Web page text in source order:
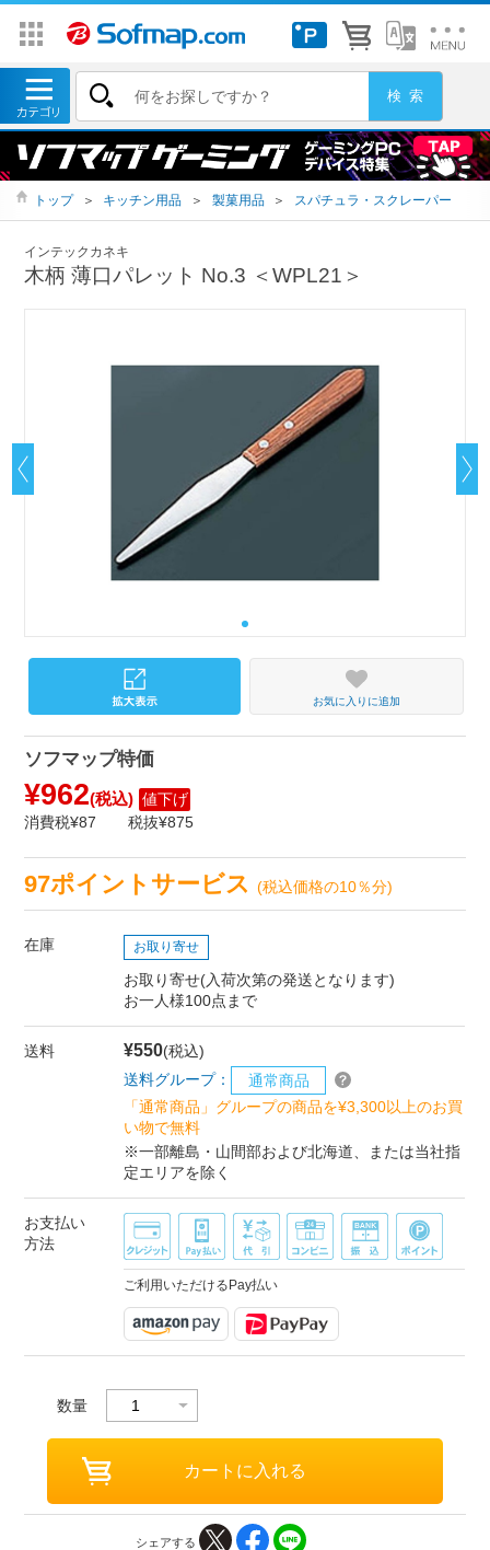
トップ ＞ キッチン用品 ＞ 製菓用品 ＞ スパチュラ・スクレーパー
インテックカネキ
木柄 薄口パレット No.3 ＜WPL21＞
お気に入りに追加
ソフマップ特価
¥962(税込) 値下げ
消費税¥87
税抜¥875
97ポイントサービス(税込価格の10％分)
在庫 お取り寄せ
お取り寄せ(入荷次第の発送となります)
お一人様100点まで
送料 ¥550(税込)
送料グループ：
通常商品
「通常商品」グループの商品を¥3,300以上のお買
い物で無料
※一部離島・山間部および北海道、または当社指
定エリアを除く
お支払い
方法
ご利用いただけるPay払い
数量
シェアする